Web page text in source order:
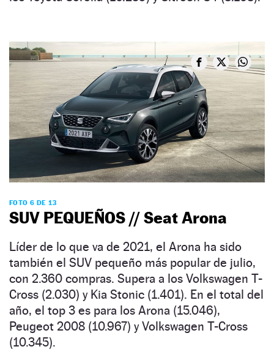
FOTO 6 DE 13
SUV PEQUEÑOS // Seat Arona
Líder de lo que va de 2021, el Arona ha sido
también el SUV pequeño más popular de julio,
con 2.360 compras. Supera a los Volkswagen T-
Cross (2.030) y Kia Stonic (1.401). En el total del
año, el top 3 es para los Arona (15.046),
Peugeot 2008 (10.967) y Volkswagen T-Cross
(10.345).